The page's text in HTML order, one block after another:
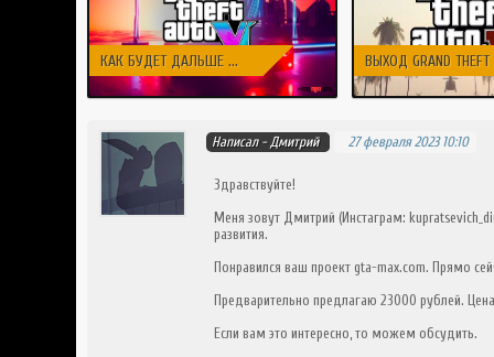
КАК БУДЕТ ДАЛЬШЕ ... ВЫХОД GRAND THEFT
Написал -Дмитрий 27 февраля 2023 10:10
Здравствуйте!
Меня зовут Дмитрий (Инстаграм:
развития.
Понравился ваш проект gta-max.com. Прямо
Предварительно предлагаю 23000 рублей.
Если вам это интересно, то можем обсудить.